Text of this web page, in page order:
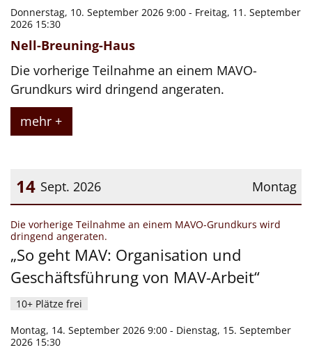
Donnerstag, 10. September 2026 9:00 - Freitag, 11. September
2026 15:30
Nell-Breuning-Haus
Die vorherige Teilnahme an einem MAVO-
Grundkurs wird dringend angeraten.
mehr +
Montag
14 Sept. 2026
Datum: 14. September 2026
Die vorherige Teilnahme an einem MAVO-Grundkurs wird
dringend angeraten.
„So geht MAV: Organisation und
Geschäftsführung von MAV-Arbeit“
10+ Plätze frei
Montag, 14. September 2026 9:00 - Dienstag, 15. September
2026 15:30